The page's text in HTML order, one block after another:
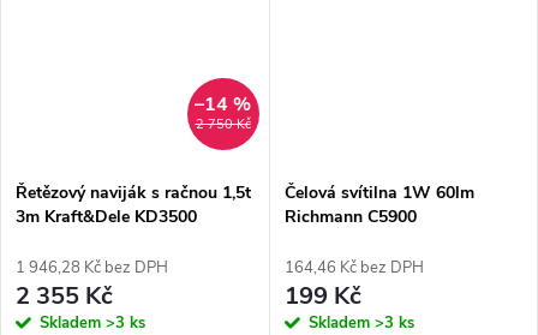
2 750 Kč
–14 %
Řetězový naviják s račnou 1,5t
3m Kraft&Dele KD3500
1 946,28 Kč bez DPH
2 355 Kč
Skladem >3 ks
Čelová svítilna 1W 60lm
Richmann C5900
164,46 Kč bez DPH
199 Kč
Skladem >3 ks